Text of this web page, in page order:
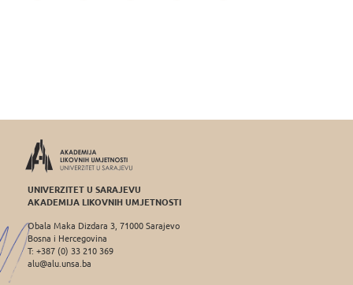
UNIVERZITET U SARAJEVU
AKADEMIJA LIKOVNIH UMJETNOSTI
Obala Maka Dizdara 3, 71000 Sarajevo
Bosna i Hercegovina
T: +387 (0) 33 210 369
alu@alu.unsa.ba